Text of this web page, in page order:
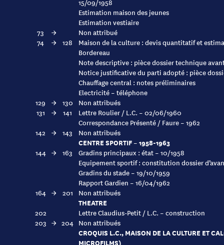
15/09/1958
Estimation maison des jeunes
Estimation vestiaire
73
→
Non attribué
74
→ 128
Maison de la culture : devis quantitatif et
Bordereau
Note descriptive : pièce dossier technique
Notice justificative du parti adopté : pièce
Chauffage central : notes préliminaires
Electricité – téléphone
129
→ 130
Non attribués
131
→ 141
Lettre Roulier / L.C. – 02/06/1960
Correspondance Présenté / Faure – 1962
142 → 143 Non attribués
CENTRE SPORTIF – 1958-1963
144 → 163
Gradins principaux : état – 10/1958
Equipement sportif : constitution dossier
Gradins du stade – 19/10/1959
Rapport Gardien – 16/04/1962
164 → 201 Non attribués
THEATRE
202
Lettre Claudius-Petit / L.C. – construction
203 → 204 Non attribués
CROQUIS L.C., MAISON DE LA CULTURE ET
MICROFILMS)